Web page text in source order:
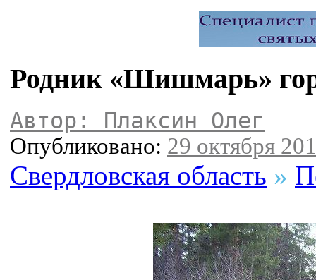
Родник «Шишмарь»
Автор: Плаксин Олег
Опубликовано: 29 октября
Свердловская область »